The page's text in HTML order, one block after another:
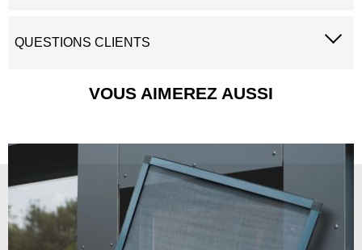
QUESTIONS CLIENTS
VOUS AIMEREZ AUSSI